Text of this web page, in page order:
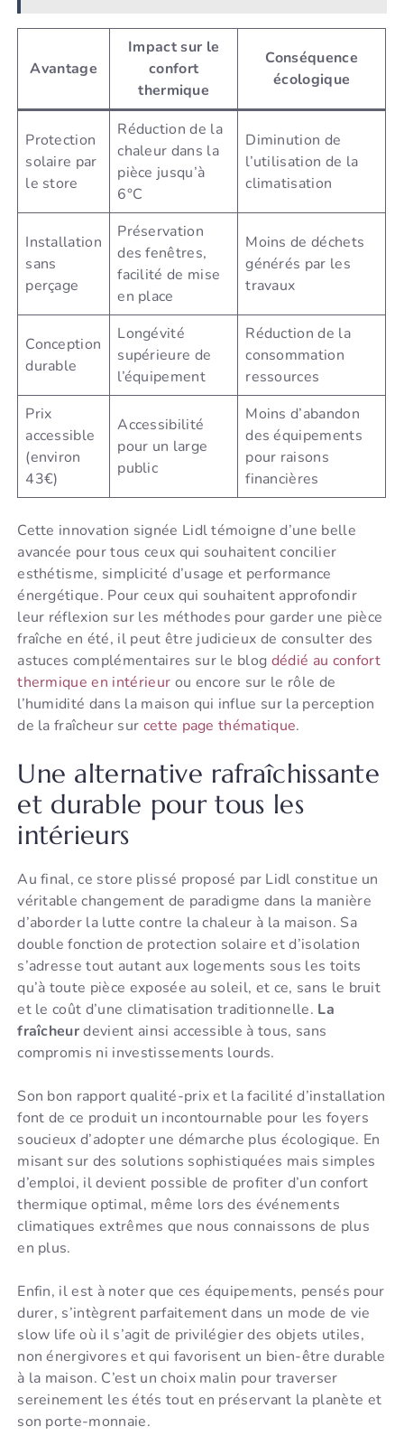
Avantage
Impact sur le
confort
thermique
Conséquence
écologique
Protection
solaire par
le store
Réduction de la
chaleur dans la
pièce jusqu’à
6°C
Diminution de
l’utilisation de la
climatisation
Installation
sans
perçage
Préservation
des fenêtres,
facilité de mise
en place
Moins de déchets
générés par les
travaux
Conception
durable
Longévité
supérieure de
l’équipement
Réduction de la
consommation
ressources
Prix
accessible
(environ
43€)
Accessibilité
pour un large
public
Moins d’abandon
des équipements
pour raisons
financières
Cette innovation signée Lidl témoigne d’une belle
avancée pour tous ceux qui souhaitent concilier
esthétisme, simplicité d’usage et performance
énergétique. Pour ceux qui souhaitent approfondir
leur réflexion sur les méthodes pour garder une pièce
fraîche en été, il peut être judicieux de consulter des
astuces complémentaires sur le blog dédié au confort
thermique en intérieur ou encore sur le rôle de
l’humidité dans la maison qui influe sur la perception
de la fraîcheur sur cette page thématique.
Une alternative rafraîchissante
et durable pour tous les
intérieurs
Au final, ce store plissé proposé par Lidl constitue un
véritable changement de paradigme dans la manière
d’aborder la lutte contre la chaleur à la maison. Sa
double fonction de protection solaire et d’isolation
s’adresse tout autant aux logements sous les toits
qu’à toute pièce exposée au soleil, et ce, sans le bruit
et le coût d’une climatisation traditionnelle. La
fraîcheurdevient ainsi accessible à tous, sans
compromis ni investissements lourds.
Son bon rapport qualité-prix et la facilité d’installation
font de ce produit un incontournable pour les foyers
soucieux d’adopter une démarche plus écologique. En
misant sur des solutions sophistiquées mais simples
d’emploi, il devient possible de profiter d’un confort
thermique optimal, même lors des événements
climatiques extrêmes que nous connaissons de plus
en plus.
Enfin, il est à noter que ces équipements, pensés pour
durer, s’intègrent parfaitement dans un mode de vie
slow life où il s’agit de privilégier des objets utiles,
non énergivores et qui favorisent un bien-être durable
à la maison. C’est un choix malin pour traverser
sereinement les étés tout en préservant la planète et
son porte-monnaie.